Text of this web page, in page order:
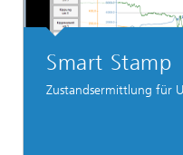
Smart Stamp
Zustandsermittlung für